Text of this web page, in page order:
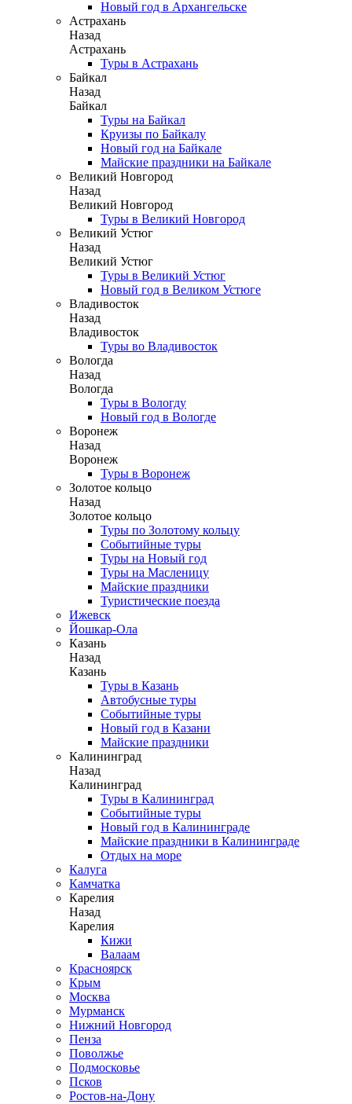
Новый год в Архангельске
Астрахань
Назад
Астрахань
Туры в Астрахань
Байкал
Назад
Байкал
Туры на Байкал
Круизы по Байкалу
Новый год на Байкале
Майские праздники на Байкале
Великий Новгород
Назад
Великий Новгород
Туры в Великий Новгород
Великий Устюг
Назад
Великий Устюг
Туры в Великий Устюг
Новый год в Великом Устюге
Владивосток
Назад
Владивосток
Туры во Владивосток
Вологда
Назад
Вологда
Туры в Вологду
Новый год в Вологде
Воронеж
Назад
Воронеж
Туры в Воронеж
Золотое кольцо
Назад
Золотое кольцо
Туры по Золотому кольцу
Событийные туры
Туры на Новый год
Туры на Масленицу
Майские праздники
Туристические поезда
Ижевск
Йошкар-Ола
Казань
Назад
Казань
Туры в Казань
Автобусные туры
Событийные туры
Новый год в Казани
Майские праздники
Калининград
Назад
Калининград
Туры в Калининград
Событийные туры
Новый год в Калининграде
Майские праздники в Калининграде
Отдых на море
Калуга
Камчатка
Карелия
Назад
Карелия
Кижи
Валаам
Красноярск
Крым
Москва
Мурманск
Нижний Новгород
Пенза
Поволжье
Подмосковье
Псков
Ростов-на-Дону